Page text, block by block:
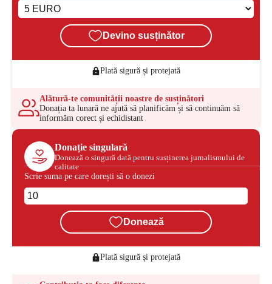
Devino susținător
Plată sigură și protejată
Alătură-te comunității noastre de susținători
Donația ta lunară ne ajută să planificăm și să continuăm să
informăm corect și echidistant
Donație singulară
Donează o singură dată pentru susținerea jurnalismului de
calitate
Scrie suma pe care dorești să o donezi
Donează
Plată sigură și protejată